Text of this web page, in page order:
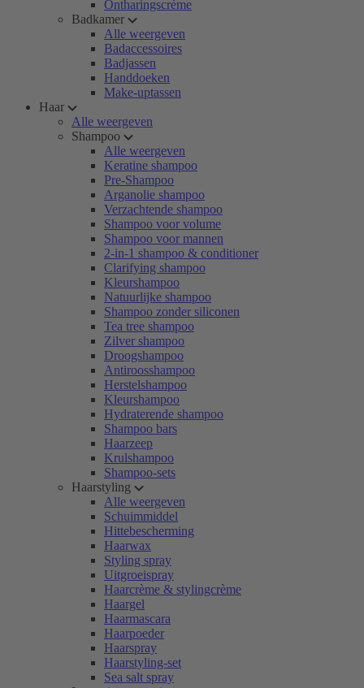
Ontharingscrème
Badkamer
Alle weergeven
Badaccessoires
Badjassen
Handdoeken
Make-uptassen
Haar
Alle weergeven
Shampoo
Alle weergeven
Keratine shampoo
Pre-Shampoo
Arganolie shampoo
Verzachtende shampoo
Shampoo voor volume
Shampoo voor mannen
2-in-1 shampoo & conditioner
Clarifying shampoo
Kleurshampoo
Natuurlijke shampoo
Shampoo zonder siliconen
Tea tree shampoo
Zilver shampoo
Droogshampoo
Antiroosshampoo
Herstelshampoo
Kleurshampoo
Hydraterende shampoo
Shampoo bars
Haarzeep
Krulshampoo
Shampoo-sets
Haarstyling
Alle weergeven
Schuimmiddel
Hittebescherming
Haarwax
Styling spray
Uitgroeispray
Haarcrème & stylingcrème
Haargel
Haarmascara
Haarpoeder
Haarspray
Haarstyling-set
Sea salt spray